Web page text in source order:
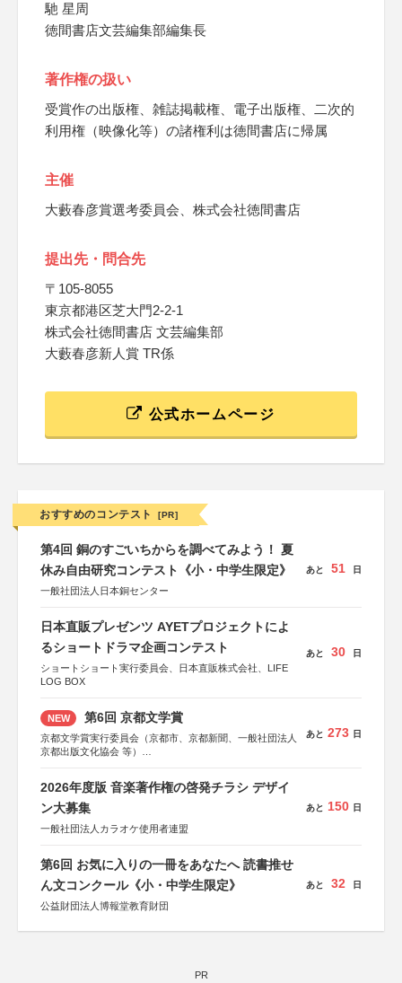
馳 星周
徳間書店文芸編集部編集長
著作権の扱い
受賞作の出版権、雑誌掲載権、電子出版権、二次的
利用権（映像化等）の諸権利は徳間書店に帰属
主催
大藪春彦賞選考委員会、株式会社徳間書店
提出先・問合先
〒105-8055
東京都港区芝大門2-2-1
株式会社徳間書店 文芸編集部
大藪春彦新人賞 TR係
公式ホームページ
おすすめのコンテスト [PR]
第4回 銅のすごいちからを調べてみよう！ 夏
休み自由研究コンテスト《小・中学生限定》
一般社団法人日本銅センター
あと 51 日
日本直販プレゼンツ AYETプロジェクトによ
るショートドラマ企画コンテスト
ショートショート実行委員会、日本直販株式会社、LIFE
LOG BOX
あと 30 日
NEW 第6回 京都文学賞
京都文学賞実行委員会（京都市、京都新聞、一般社団法人
京都出版文化協会 等）
KADOKAWA、河出書房新社、幻冬舎、講談社、光文社、
集英社、小学館、祥伝社、新潮社、淡交社、ちいさいミシ
マ社、徳間書店、早川書房、PHP研究所、双葉社、文藝春
あと 273 日
2026年度版 音楽著作権の啓発チラシ デザイ
ン大募集
一般社団法人カラオケ使用者連盟
あと 150 日
第6回 お気に入りの一冊をあなたへ 読書推せ
ん文コンクール《小・中学生限定》
公益財団法人博報堂教育財団
あと 32 日
PR